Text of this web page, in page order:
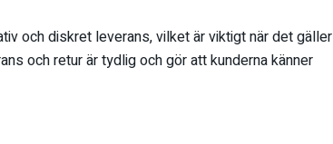
och diskret leverans, vilket är viktigt när det gäller
och retur är tydlig och gör att kunderna känner